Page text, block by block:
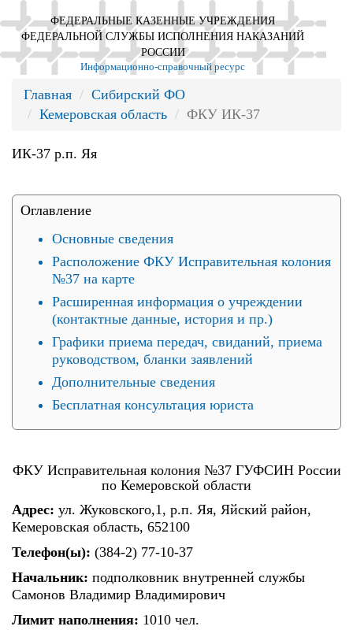
ФЕДЕРАЛЬНЫЕ КАЗЕННЫЕ УЧРЕЖДЕНИЯ
ФЕДЕРАЛЬНОЙ СЛУЖБЫ ИСПОЛНЕНИЯ НАКАЗАНИЙ
РОССИИ
Информационно-справочный ресурс
Главная
Сибирский ФО
Кемеровская область
ФКУ ИК-37
ИК-37 р.п. Яя
Оглавление
Основные сведения
Расположение ФКУ Исправительная колония
№37 на карте
Расширенная информация о учреждении
(контактные данные, история и пр.)
Графики приема передач, свиданий, приема
руководством, бланки заявлений
Дополнительные сведения
Бесплатная консультация юриста
ФКУ Исправительная колония №37 ГУФСИН России
по Кемеровской области
Адрес: ул. Жуковского,1, р.п. Яя, Яйский район,
Кемеровская область, 652100
Телефон(ы): (384-2) 77-10-37
Начальник: подполковник внутренней службы
Самонов Владимир Владимирович
Лимит наполнения: 1010 чел.